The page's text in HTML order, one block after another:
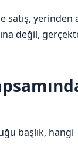
satış, yerinden
değil,
başlık, hangi